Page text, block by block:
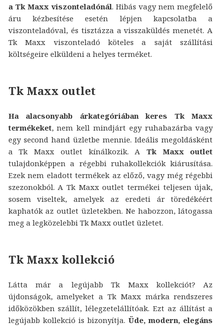
a Tk Maxx viszonteladónál. Hibás vagy nem megfelelő
áru kézbesítése esetén lépjen kapcsolatba a
viszonteladóval, és tisztázza a visszaküldés menetét. A
Tk Maxx viszonteladó köteles a saját szállítási
költségeire elküldeni a helyes terméket.
Tk Maxx outlet
Ha alacsonyabb árkategóriában keres Tk Maxx
termékeket, nem kell mindjárt egy ruhabazárba vagy
egy second hand üzletbe mennie. Ideális megoldásként
a Tk Maxx outlet kínálkozik. A Tk Maxx outlet
tulajdonképpen a régebbi ruhakollekciók kiárusítása.
Ezek nem eladott termékek az előző, vagy még régebbi
szezonokból. A Tk Maxx outlet termékei teljesen újak,
sosem viseltek, amelyek az eredeti ár töredékéért
kaphatók az outlet üzletekben. Ne habozzon, látogassa
meg a legközelebbi Tk Maxx outlet üzletet.
Tk Maxx kollekció
Látta már a legújabb Tk Maxx kollekciót? Az
újdonságok, amelyeket a Tk Maxx márka rendszeres
időközökben szállít, lélegzetelállítóak. Ezt az állítást a
legújabb kollekció is bizonyítja.Üde, modern, elegáns